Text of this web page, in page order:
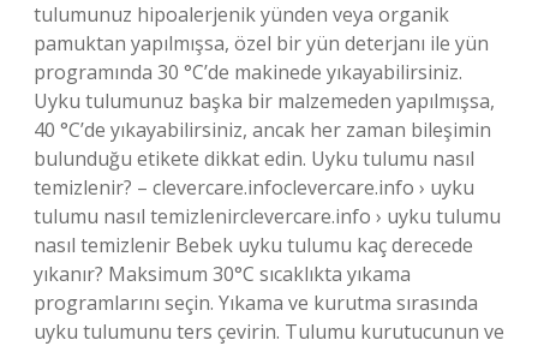
tulumunuz hipoalerjenik yünden veya organik
pamuktan yapılmışsa, özel bir yün deterjanı ile yün
programında 30 °C’de makinede yıkayabilirsiniz.
Uyku tulumunuz başka bir malzemeden yapılmışsa,
40 °C’de yıkayabilirsiniz, ancak her zaman bileşimin
bulunduğu etikete dikkat edin. Uyku tulumu nasıl
temizlenir? – clevercare.infoclevercare.info › uyku
tulumu nasıl temizlenirclevercare.info › uyku tulumu
nasıl temizlenir Bebek uyku tulumu kaç derecede
yıkanır? Maksimum 30°C sıcaklıkta yıkama
programlarını seçin. Yıkama ve kurutma sırasında
uyku tulumunu ters çevirin. Tulumu kurutucunun ve